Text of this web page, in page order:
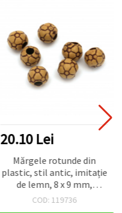
20.10 Lei
Mărgele rotunde din
plastic, stil antic, imitație
de lemn, 8 x 9 mm,
orificiu: 3,5 mm, maro - 50
COD: 119736